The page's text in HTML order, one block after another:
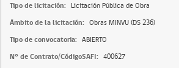
Tipo de licitación: Licitación Pública de Obra
Ámbito de la licitación: Obras MINVU (DS 236)
Tipo de convocatoria: ABIERTO
N° de Contrato/CódigoSAFI: 400627